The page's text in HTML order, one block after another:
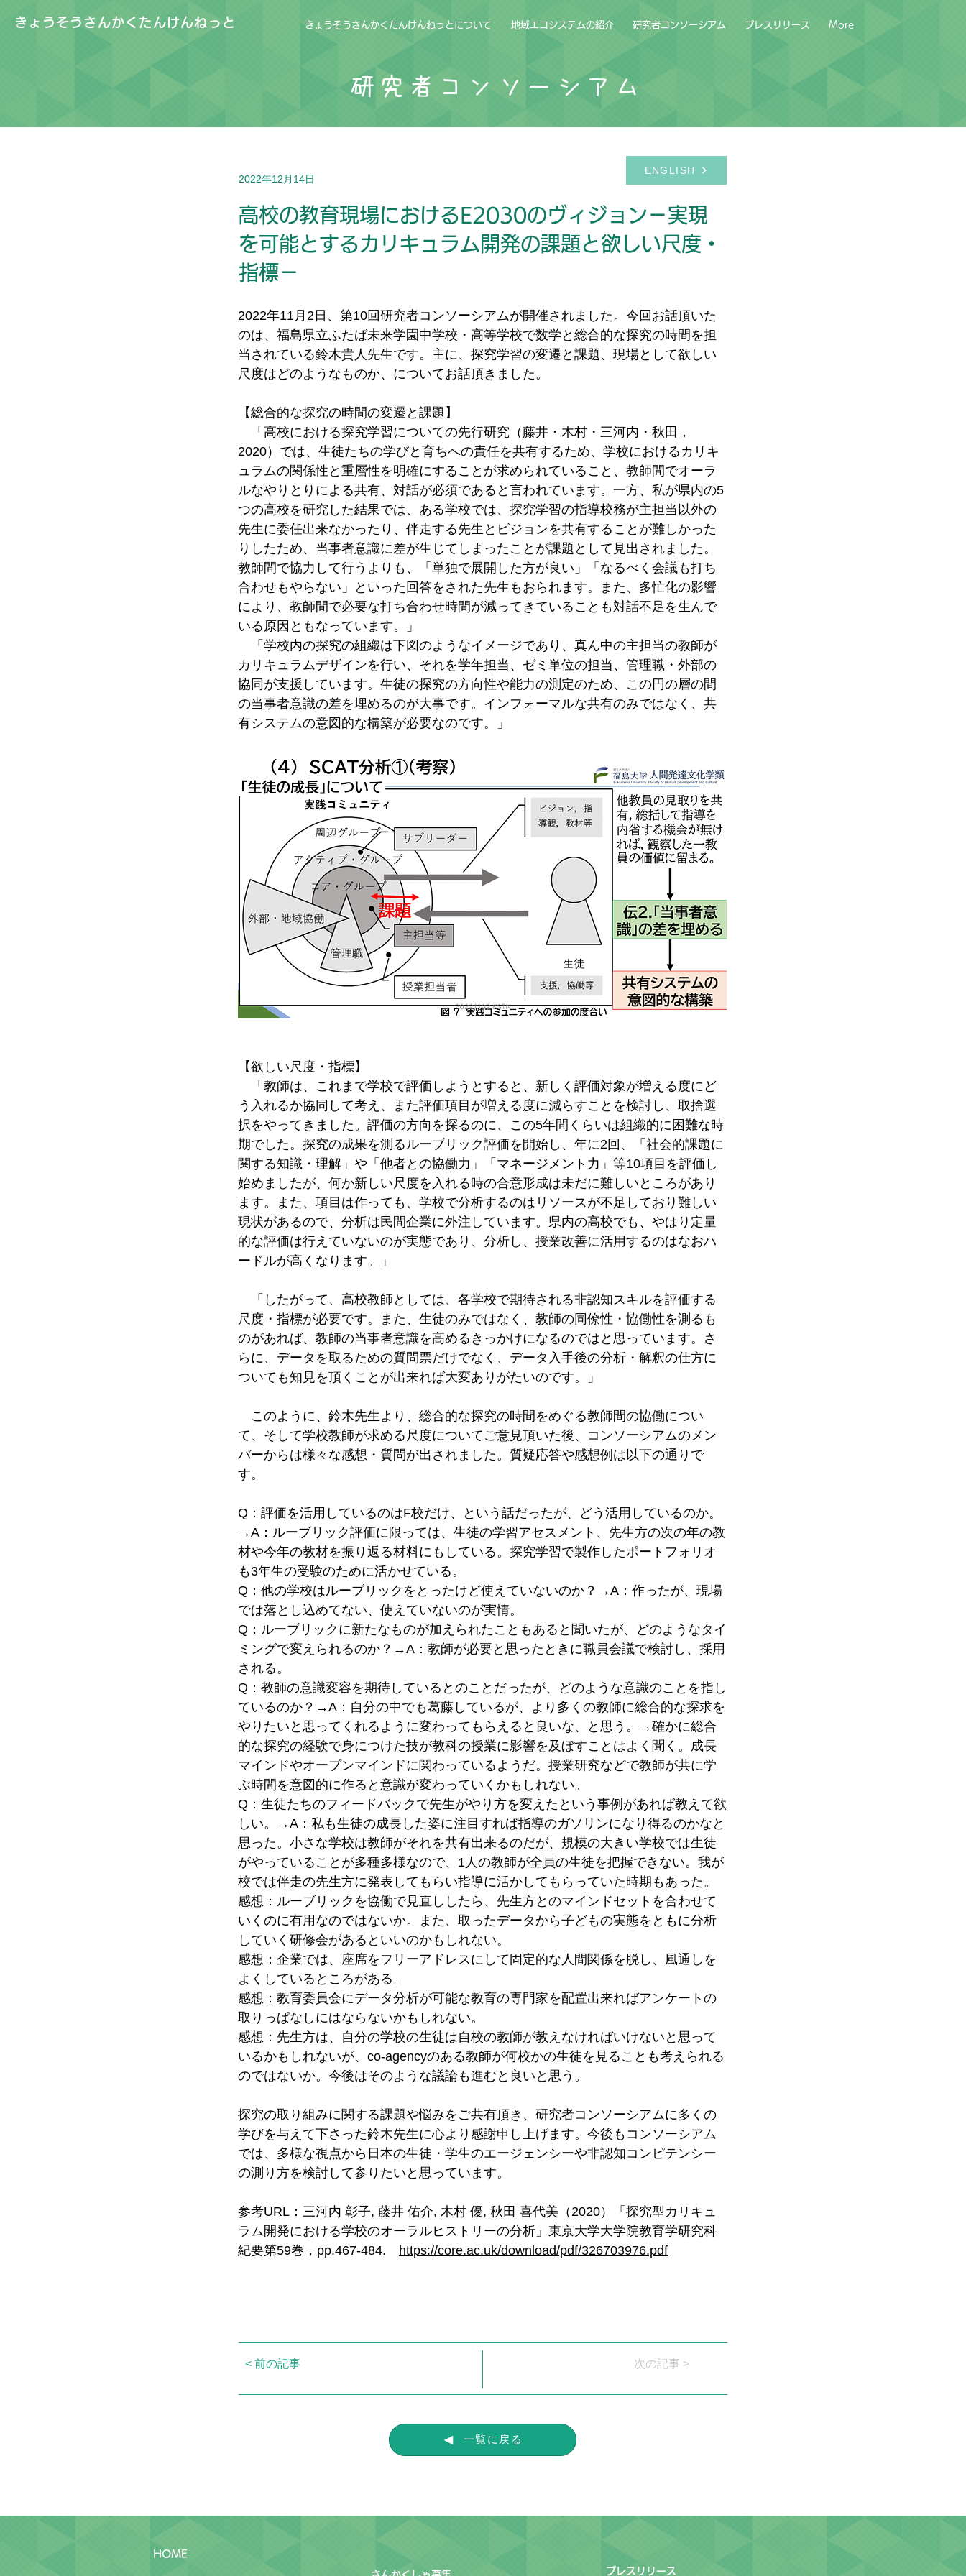
きょうそうさんかくたんけんねっと きょうそうさんかくたんけんねっとについて 地域エコシステムの紹介 研究者コンソーシアム プレスリリース More
2022年12月14日
ENGLISH
高校の教育現場におけるE2030のヴィジョン－実現
を可能とするカリキュラム開発の課題と欲しい尺度・
指標－
2022年11月2日、第10回研究者コンソーシアムが開催されました。今回お話頂いた
のは、福島県立ふたば未来学園中学校・高等学校で数学と総合的な探究の時間を担
当されている鈴木貴人先生です。主に、探究学習の変遷と課題、現場として欲しい
尺度はどのようなものか、についてお話頂きました。
【総合的な探究の時間の変遷と課題】
「高校における探究学習についての先行研究（藤井・木村・三河内・秋田，
2020）では、生徒たちの学びと育ちへの責任を共有するため、学校におけるカリキ
ュラムの関係性と重層性を明確にすることが求められていること、教師間でオーラ
ルなやりとりによる共有、対話が必須であると言われています。一方、私が県内の5
つの高校を研究した結果では、ある学校では、探究学習の指導校務が主担当以外の
先生に委任出来なかったり、伴走する先生とビジョンを共有することが難しかった
りしたため、当事者意識に差が生じてしまったことが課題として見出されました。
教師間で協力して行うよりも、「単独で展開した方が良い」「なるべく会議も打ち
合わせもやらない」といった回答をされた先生もおられます。また、多忙化の影響
により、教師間で必要な打ち合わせ時間が減ってきていることも対話不足を生んで
いる原因ともなっています。」
「学校内の探究の組織は下図のようなイメージであり、真ん中の主担当の教師が
カリキュラムデザインを行い、それを学年担当、ゼミ単位の担当、管理職・外部の
協同が支援しています。生徒の探究の方向性や能力の測定のため、この円の層の間
の当事者意識の差を埋めるのが大事です。インフォーマルな共有のみではなく、共
有システムの意図的な構築が必要なのです。」
【欲しい尺度・指標】
「教師は、これまで学校で評価しようとすると、新しく評価対象が増える度にど
う入れるか協同して考え、また評価項目が増える度に減らすことを検討し、取捨選
択をやってきました。評価の方向を探るのに、この5年間くらいは組織的に困難な時
期でした。探究の成果を測るルーブリック評価を開始し、年に2回、「社会的課題に
関する知識・理解」や「他者との協働力」「マネージメント力」等10項目を評価し
始めましたが、何か新しい尺度を入れる時の合意形成は未だに難しいところがあり
ます。また、項目は作っても、学校で分析するのはリソースが不足しており難しい
現状があるので、分析は民間企業に外注しています。県内の高校でも、やはり定量
的な評価は行えていないのが実態であり、分析し、授業改善に活用するのはなおハ
ードルが高くなります。」
「したがって、高校教師としては、各学校で期待される非認知スキルを評価する
尺度・指標が必要です。また、生徒のみではなく、教師の同僚性・協働性を測るも
のがあれば、教師の当事者意識を高めるきっかけになるのではと思っています。さ
らに、データを取るための質問票だけでなく、データ入手後の分析・解釈の仕方に
ついても知見を頂くことが出来れば大変ありがたいのです。」
このように、鈴木先生より、総合的な探究の時間をめぐる教師間の協働につい
て、そして学校教師が求める尺度についてご意見頂いた後、コンソーシアムのメン
バーからは様々な感想・質問が出されました。質疑応答や感想例は以下の通りで
す。
Q：評価を活用しているのはF校だけ、という話だったが、どう活用しているのか。
→A：ルーブリック評価に限っては、生徒の学習アセスメント、先生方の次の年の教
材や今年の教材を振り返る材料にもしている。探究学習で製作したポートフォリオ
も3年生の受験のために活かせている。
Q：他の学校はルーブリックをとったけど使えていないのか？→A：作ったが、現場
では落とし込めてない、使えていないのが実情。
Q：ルーブリックに新たなものが加えられたこともあると聞いたが、どのようなタイ
ミングで変えられるのか？→A：教師が必要と思ったときに職員会議で検討し、採用
される。
Q：教師の意識変容を期待しているとのことだったが、どのような意識のことを指し
ているのか？→A：自分の中でも葛藤しているが、より多くの教師に総合的な探求を
やりたいと思ってくれるように変わってもらえると良いな、と思う。→確かに総合
的な探究の経験で身につけた技が教科の授業に影響を及ぼすことはよく聞く。成長
マインドやオープンマインドに関わっているようだ。授業研究などで教師が共に学
ぶ時間を意図的に作ると意識が変わっていくかもしれない。
Q：生徒たちのフィードバックで先生がやり方を変えたという事例があれば教えて欲
しい。→A：私も生徒の成長した姿に注目すれば指導のガソリンになり得るのかなと
思った。小さな学校は教師がそれを共有出来るのだが、規模の大きい学校では生徒
がやっていることが多種多様なので、1人の教師が全員の生徒を把握できない。我が
校では伴走の先生方に発表してもらい指導に活かしてもらっていた時期もあった。
感想：ルーブリックを協働で見直ししたら、先生方とのマインドセットを合わせて
いくのに有用なのではないか。また、取ったデータから子どもの実態をともに分析
していく研修会があるといいのかもしれない。
感想：企業では、座席をフリーアドレスにして固定的な人間関係を脱し、風通しを
よくしているところがある。
感想：教育委員会にデータ分析が可能な教育の専門家を配置出来ればアンケートの
取りっぱなしにはならないかもしれない。
感想：先生方は、自分の学校の生徒は自校の教師が教えなければいけないと思って
いるかもしれないが、co-agencyのある教師が何校かの生徒を見ることも考えられる
のではないか。今後はそのような議論も進むと良いと思う。
探究の取り組みに関する課題や悩みをご共有頂き、研究者コンソーシアムに多くの
学びを与えて下さった鈴木先生に心より感謝申し上げます。今後もコンソーシアム
では、多様な視点から日本の生徒・学生のエージェンシーや非認知コンピテンシー
の測り方を検討して参りたいと思っています。
参考URL：三河内 彰子, 藤井 佑介, 木村 優, 秋田 喜代美（2020）「探究型カリキュ
ラム開発における学校のオーラルヒストリーの分析」東京大学大学院教育学研究科
紀要第59巻，pp.467-484. https://core.ac.uk/download/pdf/326703976.pdf
< 前の記事 次の記事 >
一覧に戻る
研究者コンソーシアム
HOME
プレスリリース